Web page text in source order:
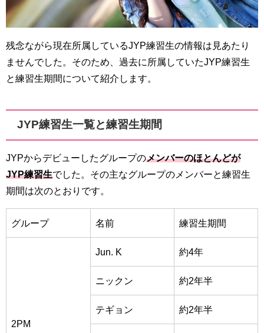
残念ながら現在所属しているJYP練習生の情報は見あたり
ませんでした。そのため、過去に所属していたJYP練習生
と練習生期間について紹介します。
JYP練習生一覧と練習生期間
JYPからデビューしたグループのメンバーのほとんどが
JYP練習生でした。その主なグループのメンバーと練習生
期間は次のとおりです。
グループ 名前 練習生期間
2PM
Jun. K 約4年
ニックン 約2年半
テギョン 約2年半